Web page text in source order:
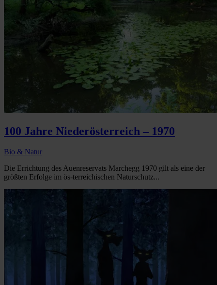
100 Jahre Niederösterreich – 1970
Bio & Natur
Die Errichtung des Auenreservats Marchegg 1970 gilt als eine der
größten Erfolge im ös-terreichischen Naturschutz...